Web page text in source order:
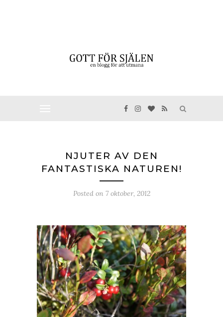
NJUTER AV DEN
FANTASTISKA NATUREN!
Posted on 7 oktober, 2012